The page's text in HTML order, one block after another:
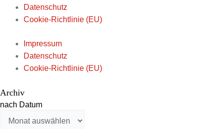
Datenschutz
Cookie-Richtlinie (EU)
Impressum
Datenschutz
Cookie-Richtlinie (EU)
Archiv
nach Datum